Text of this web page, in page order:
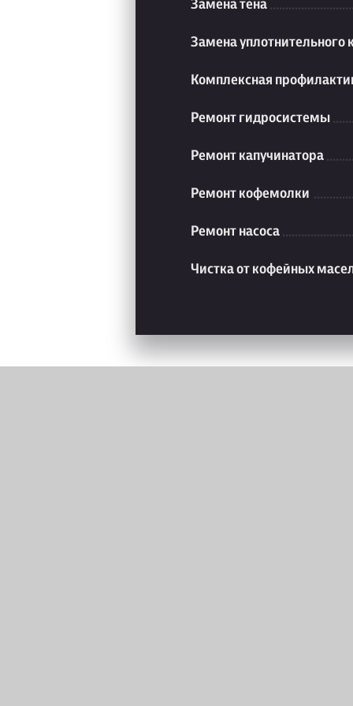
Замена тена
Замена уплотнительного
Комплексная
Ремонт гидросистемы
Ремонт капучинатора
Ремонт кофемолки
Ремонт насоса
Чистка от кофейных